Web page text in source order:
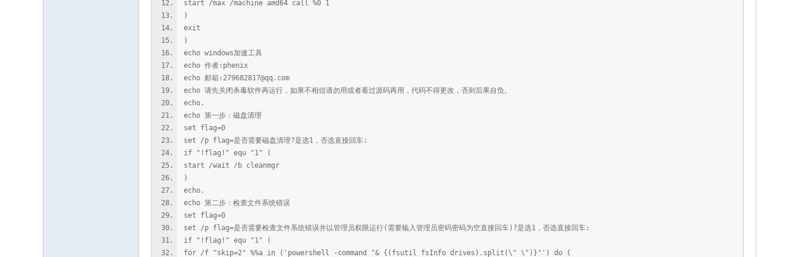
start /max /machine amd64 call %0 1
)
exit
)
echo windows加速工具
echo 作者:phenix
echo 邮箱:279682817@qq.com
echo 请先关闭杀毒软件再运行，如果不相信请勿用或者看过源码再用，代码不得更改，否则后果自负。
echo.
echo 第一步：磁盘清理
set flag=0
set /p flag=是否需要磁盘清理?是选1，否选直接回车:
if "!flag!" equ "1" (
start /wait /b cleanmgr
)
echo.
echo 第二步：检查文件系统错误
set flag=0
set /p flag=是否需要检查文件系统错误并以管理员权限运行(需要输入管理员密码密码为空直接回车)?是选1，否选直接回车:
if "!flag!" equ "1" (
for /f "skip=2" %%a in ('powershell -command "& {(fsutil fsInfo drives).split(\" \")}"') do (